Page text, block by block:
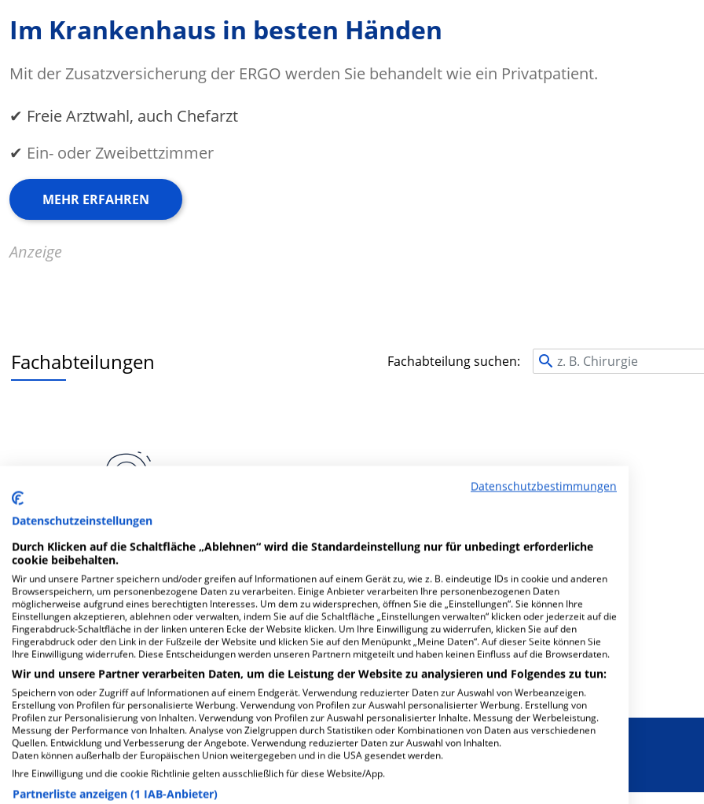
Im Krankenhaus in besten Händen
Mit der Zusatzversicherung der ERGO werden Sie behandelt wie ein Privatpatient.
✔ Freie Arztwahl, auch Chefarzt
✔ Ein- oder Zweibettzimmer
MEHR ERFAHREN
Anzeige
Fachabteilungen Fachabteilung suchen:
Allgemeine Psychiatrie
Mehr Informationen
Besondere Merkmale
Datenschutzbestimmungen
Datenschutzeinstellungen
Durch Klicken auf die Schaltfläche „Ablehnen“ wird die Standardeinstellung nur für unbedingt erforderliche
cookie beibehalten.
Wir und unsere Partner speichern und/oder greifen auf Informationen auf einem Gerät zu, wie z. B. eindeutige IDs in cookie und anderen
Browserspeichern, um personenbezogene Daten zu verarbeiten. Einige Anbieter verarbeiten Ihre personenbezogenen Daten
möglicherweise aufgrund eines berechtigten Interesses. Um dem zu widersprechen, öffnen Sie die „Einstellungen“. Sie können Ihre
Einstellungen akzeptieren, ablehnen oder verwalten, indem Sie auf die Schaltfläche „Einstellungen verwalten“ klicken oder jederzeit auf die
Fingerabdruck-Schaltfläche in der linken unteren Ecke der Website klicken. Um Ihre Einwilligung zu widerrufen, klicken Sie auf den
Fingerabdruck oder den Link in der Fußzeile der Website und klicken Sie auf den Menüpunkt „Meine Daten“. Auf dieser Seite können Sie
Ihre Einwilligung widerrufen. Diese Entscheidungen werden unseren Partnern mitgeteilt und haben keinen Einfluss auf die Browserdaten.
Wir und unsere Partner verarbeiten Daten, um die Leistung der Website zu analysieren und Folgendes zu tun:
Speichern von oder Zugriff auf Informationen auf einem Endgerät. Verwendung reduzierter Daten zur Auswahl von Werbeanzeigen.
Erstellung von Profilen für personalisierte Werbung. Verwendung von Profilen zur Auswahl personalisierter Werbung. Erstellung von
Profilen zur Personalisierung von Inhalten. Verwendung von Profilen zur Auswahl personalisierter Inhalte. Messung der Werbeleistung.
Messung der Performance von Inhalten. Analyse von Zielgruppen durch Statistiken oder Kombinationen von Daten aus verschiedenen
Quellen. Entwicklung und Verbesserung der Angebote. Verwendung reduzierter Daten zur Auswahl von Inhalten.
Daten können außerhalb der Europäischen Union weitergegeben und in die USA gesendet werden.
Ihre Einwilligung und die cookie Richtlinie gelten ausschließlich für diese Website/App.
Partnerliste anzeigen (1 IAB-Anbieter)